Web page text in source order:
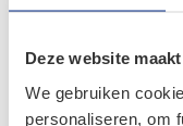
Deze website
We gebruiken
personaliseren, om
Vanaf:
€1.770,00
€